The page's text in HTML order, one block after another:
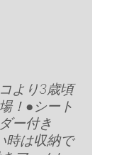
より3歳頃
！●シート
ー付き
時は収納で